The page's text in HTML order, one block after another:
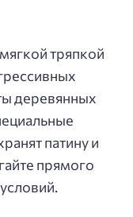
тряпкой
деревянных
патину и
прямого